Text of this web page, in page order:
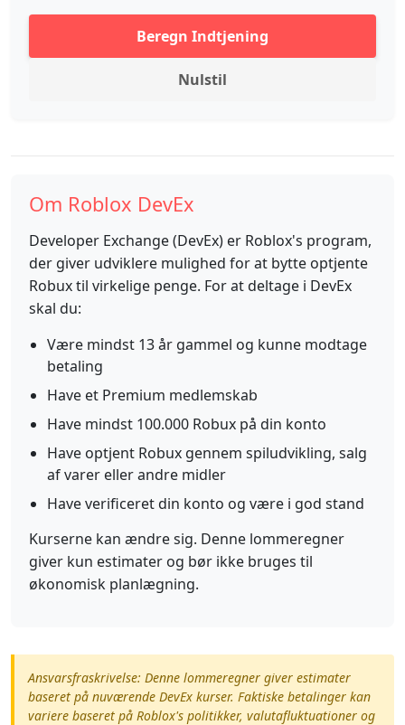
Beregn Indtjening
Nulstil
Om Roblox DevEx
Developer Exchange (DevEx) er Roblox's program,
der giver udviklere mulighed for at bytte optjente
Robux til virkelige penge. For at deltage i DevEx
skal du:
Være mindst 13 år gammel og kunne modtage
betaling
Have et Premium medlemskab
Have mindst 100.000 Robux på din konto
Have optjent Robux gennem spiludvikling, salg
af varer eller andre midler
Have verificeret din konto og være i god stand
Kurserne kan ændre sig. Denne lommeregner
giver kun estimater og bør ikke bruges til
økonomisk planlægning.
Ansvarsfraskrivelse: Denne lommeregner giver estimater
baseret på nuværende DevEx kurser. Faktiske betalinger kan
variere baseret på Roblox's politikker, valutafluktuationer og